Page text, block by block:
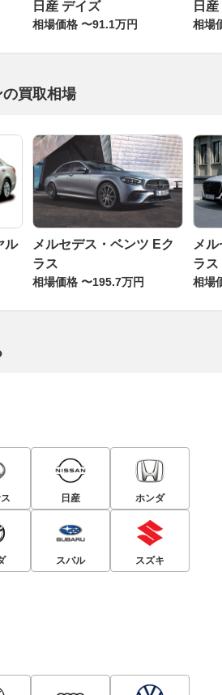
日産 デイズ
相場価格 〜91.1万円
日
相場
買取相場
ル
メルセデス・ベンツ Eク
ラス
相場価格 〜195.7万円
メ
ラス
相場
日産 ホンダ
スバル スズキ